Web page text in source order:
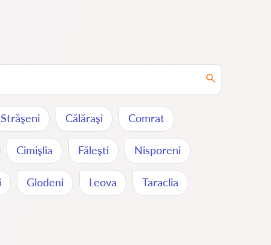
Străşeni Călăraşi Comrat
Cimişlia Făleşti Nisporeni
Glodeni Leova Taraclia